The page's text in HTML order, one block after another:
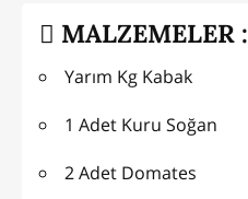
MALZEMELER :
Yarım Kg Kabak
1 Adet Kuru Soğan
2 Adet Domates